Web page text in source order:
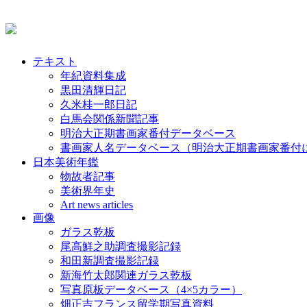
テキスト
年紀資料集成
黒田清輝日記
久米桂一郎日記
白馬会関係新聞記事
明治大正期書画家番付データベース
書画家人名データベース（明治大正期書画家番付
日本美術年鑑
物故者記事
美術界年史
Art news articles
画像
ガラス乾板
尾高鮮之助調査撮影記録
和田新調査撮影記録
新海竹太郎関連ガラス乾板
写真原板データベース（4×5カラー）
畑正吉フランス留学期写真資料